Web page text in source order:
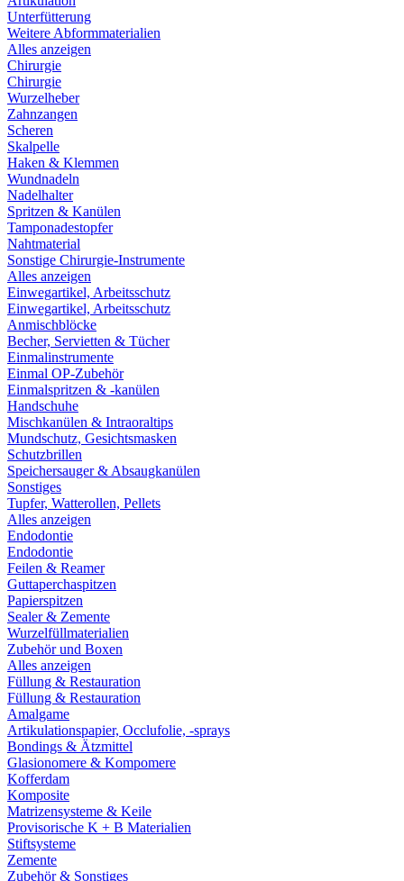
Unterfütterung
Weitere Abformmaterialien
Alles anzeigen
Chirurgie
Chirurgie
Wurzelheber
Zahnzangen
Scheren
Skalpelle
Haken & Klemmen
Wundnadeln
Nadelhalter
Spritzen & Kanülen
Tamponadestopfer
Nahtmaterial
Sonstige Chirurgie-Instrumente
Alles anzeigen
Einwegartikel, Arbeitsschutz
Einwegartikel, Arbeitsschutz
Anmischblöcke
Becher, Servietten & Tücher
Einmalinstrumente
Einmal OP-Zubehör
Einmalspritzen & -kanülen
Handschuhe
Mischkanülen & Intraoraltips
Mundschutz, Gesichtsmasken
Schutzbrillen
Speichersauger & Absaugkanülen
Sonstiges
Tupfer, Watterollen, Pellets
Alles anzeigen
Endodontie
Endodontie
Feilen & Reamer
Guttaperchaspitzen
Papierspitzen
Sealer & Zemente
Wurzelfüllmaterialien
Zubehör und Boxen
Alles anzeigen
Füllung & Restauration
Füllung & Restauration
Amalgame
Artikulationspapier, Occlufolie, -sprays
Bondings & Ätzmittel
Glasionomere & Kompomere
Kofferdam
Komposite
Matrizensysteme & Keile
Provisorische K + B Materialien
Stiftsysteme
Zemente
Zubehör & Sonstiges